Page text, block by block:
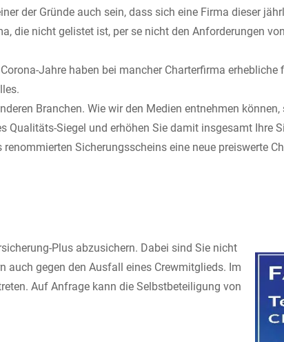
der Gründe auch sein, dass sich eine Firma dieser
die nicht gelistet ist, per se nicht den Anforderungen
Jahre haben bei mancher Charterfirma
Branchen. Wie wir den Medien entnehmen
Siegel und erhöhen Sie damit insgesamt Ihre
Sicherungsscheins eine neue preiswerte
Plus abzusichern. Dabei sind Sie nicht
auch gegen den Ausfall eines Crewmitglieds. Im
Auf Anfrage kann die Selbstbeteiligung von